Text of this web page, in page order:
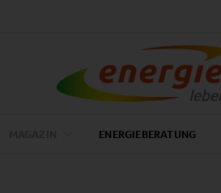
ENERGIEBERATUNG